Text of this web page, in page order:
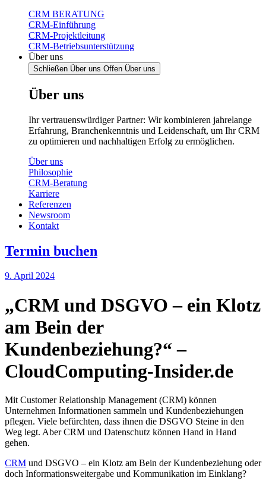
CRM BERATUNG
CRM-Einführung
CRM-Projektleitung
CRM-Betriebsunterstützung
Über uns
Schließen Über uns Offen Über uns
Über uns
Ihr vertrauenswürdiger Partner: Wir kombinieren jahrelange
Erfahrung, Branchenkenntnis und Leidenschaft, um Ihr CRM
zu optimieren und nachhaltigen Erfolg zu ermöglichen.
Über uns
Philosophie
CRM-Beratung
Karriere
Referenzen
Newsroom
Kontakt
Termin buchen
9. April 2024
„CRM und DSGVO – ein Klotz
am Bein der
Kundenbeziehung?“ –
CloudComputing-Insider.de
Mit Customer Relationship Management (CRM) können
Unternehmen Informationen sammeln und Kundenbeziehungen
pflegen. Viele befürchten, dass ihnen die DSGVO Steine in den
Weg legt. Aber CRM und Datenschutz können Hand in Hand
gehen.
CRM und DSGVO – ein Klotz am Bein der Kundenbeziehung oder
doch Informationsweitergabe und Kommunikation im Einklang?